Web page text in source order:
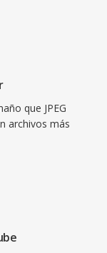
que JPEG
archivos más